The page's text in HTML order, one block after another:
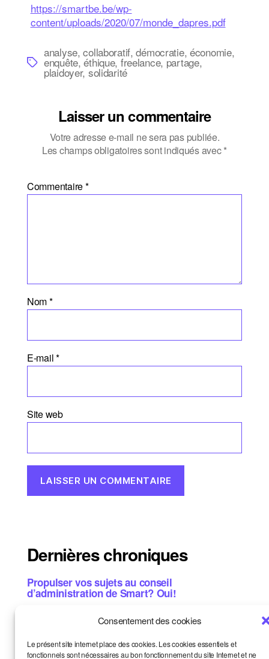
Consentement des cookies
Le présent site internet place des cookies. Les cookies essentiels et
fonctionnels sont nécessaires au bon fonctionnement du site Internet et ne
https://smartbe.be/wp-
content/uploads/2020/07/monde_dapres.pdf
Étiquettes
analyse,collaboratif,démocratie,économie,
enquête,éthique, freelance, partage,
plaidoyer, solidarité
Laisser un commentaire
Votre adresse e-mail ne sera pas publiée.
Les champs obligatoires sont indiqués avec*
Commentaire*
Nom*
E-mail*
Site web
Dernières chroniques
Propulser vos sujets au conseil
d’administration de Smart? Oui!
L’aventure collective: les chiffres concrets de
Et si vous étiez notre prochain·e